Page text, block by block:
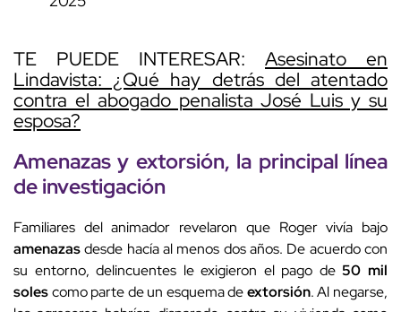
TE PUEDE INTERESAR: Asesinato en
Lindavista: ¿Qué hay detrás del atentado
contra el abogado penalista José Luis y su
esposa?
Amenazas y extorsión, la principal línea
de investigación
Familiares del animador revelaron que Roger vivía bajo
amenazasdesde hacía al menos dos años. De acuerdo con
su entorno, delincuentes le exigieron el pago de50 mil
solescomo parte de un esquema deextorsión. Al negarse,